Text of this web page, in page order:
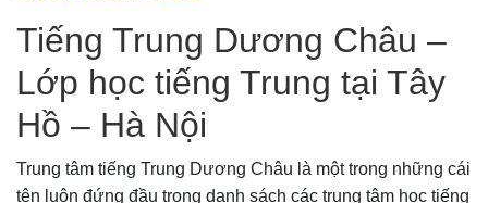
Tiếng Trung Dương Châu –
Lớp học tiếng Trung tại Tây
Hồ – Hà Nội
Trung tâm tiếng Trung Dương Châu là một trong những cái
tên luôn đứng đầu trong danh sách các trung tâm học tiếng